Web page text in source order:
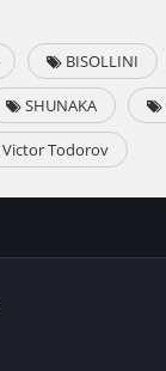
BISOLLINI
SHUNAKA
Victor Todorov